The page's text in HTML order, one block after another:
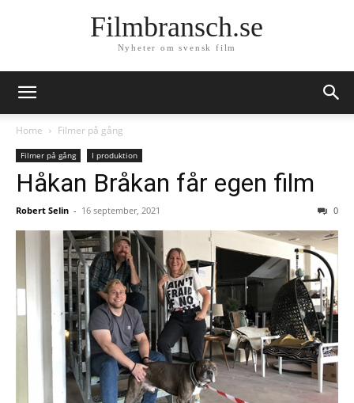
Filmbransch.se
Nyheter om svensk film
Home Filmer på gång
Filmer på gång I produktion
Håkan Bråkan får egen film
Robert Selin - 16 september, 2021 0